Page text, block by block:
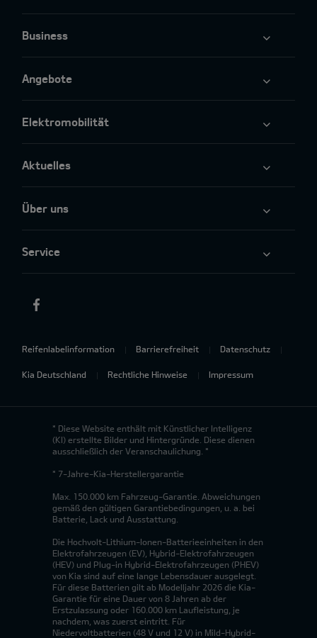
Business
Angebote
Elektromobilität
Aktuelles
Über uns
Service
Reifenlabelinformation Barrierefreiheit Datenschutz
Kia Deutschland Rechtliche Hinweise Impressum
* Diese Website enthält mit Künstlicher Intelligenz
(KI) erstellte Bilder und Hintergründe. Diese dienen
ausschließlich der Veranschaulichung. *
* 7-Jahre-Kia-Herstellergarantie
Max. 150.000 km Fahrzeug-Garantie. Abweichungen
gemäß den gültigen Garantiebedingungen, u. a. bei
Batterie, Lack und Ausstattung.
Die Hochvolt-Lithium-Ionen-Batterieeinheiten in den
Elektrofahrzeugen (EV), Hybrid-Elektrofahrzeugen
(HEV) und Plug-in Hybrid-Elektrofahrzeugen (PHEV)
von Kia sind auf eine lange Lebensdauer ausgelegt.
Für diese Batterien gilt ab Modelljahr 2026 die Kia-
Garantie für eine Dauer von 8 Jahren ab der
Erstzulassung oder 160.000 km Laufleistung, je
nachdem, was zuerst eintritt. Für
Niedervoltbatterien (48 V und 12 V) in Mild-Hybrid-